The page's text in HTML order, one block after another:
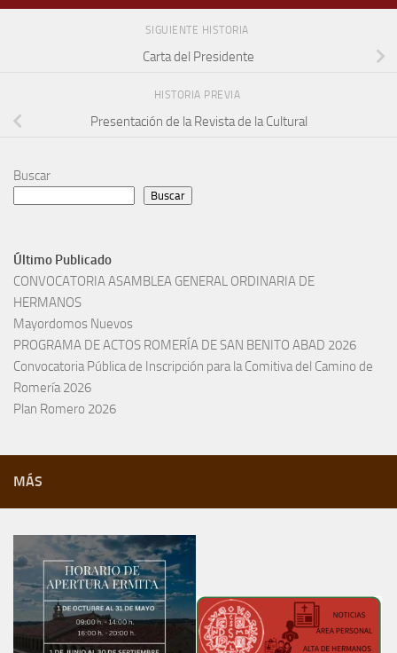
SIGUIENTE HISTORIA
Carta del Presidente
HISTORIA PREVIA
Presentación de la Revista de la Cultural
Buscar
Buscar
Último Publicado
CONVOCATORIA ASAMBLEA GENERAL ORDINARIA DE
HERMANOS
Mayordomos Nuevos
PROGRAMA DE ACTOS ROMERÍA DE SAN BENITO ABAD 2026
Convocatoria Pública de Inscripción para la Comitiva del Camino de
Romería 2026
Plan Romero 2026
MÁS